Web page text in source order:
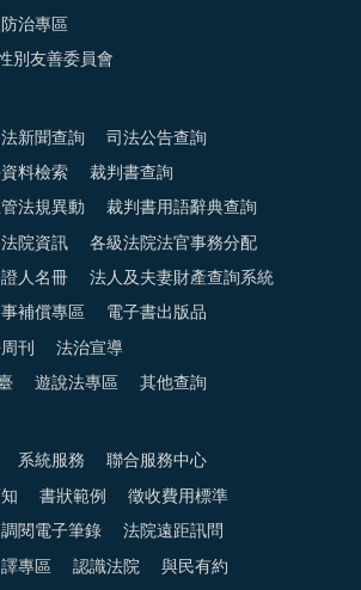
治專區
別友善委員會
新聞查詢 司法公告查詢
料檢索 裁判書查詢
法規異動 裁判書用語辭典查詢
院資訊 各級法院法官事務分配
人名冊 法人及夫妻財產查詢系統
補償專區 電子書出版品
刊 法治宣導
遊說法專區 其他查詢
系統服務 聯合服務中心
書狀範例 徵收費用標準
調閱電子筆錄 法院遠距訊問
專區 認識法院 與民有約